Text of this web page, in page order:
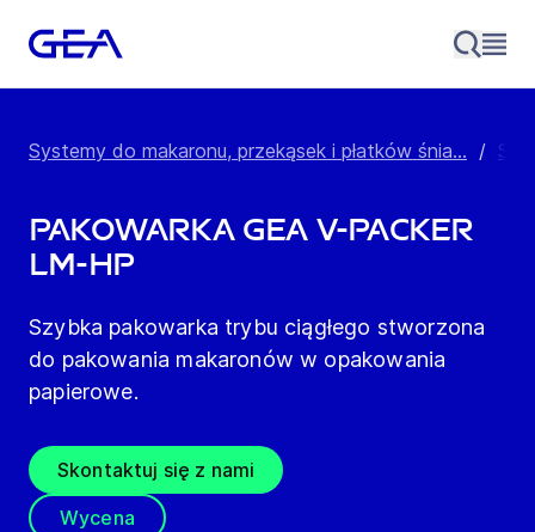
Systemy do makaronu, przekąsek i płatków śnia... /
Pakowarka GEA V-Packer
LM-HP
Szybka pakowarka trybu ciągłego stworzona
do pakowania makaronów w opakowania
papierowe.
Skontaktuj się z nami
Wycena